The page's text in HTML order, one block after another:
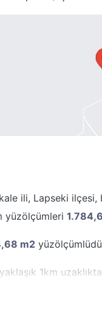
ili, Lapseki
yüzölçümleri
m2
1km